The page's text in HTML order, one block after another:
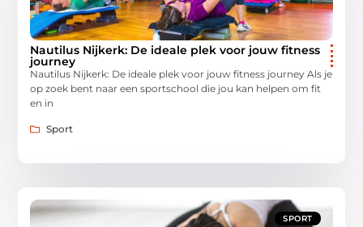
Nautilus Nijkerk: De ideale plek voor jouw fitness
journey
Nautilus Nijkerk: De ideale plek voor jouw fitness journey Als je
op zoek bent naar een sportschool die jou kan helpen om fit
en in
Sport
SPORT